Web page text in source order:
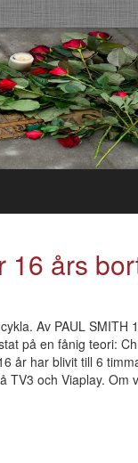
16 års
Av PAUL SMITH
på en fånig teori:
år har blivit till 6
TV3 och Viaplay. Om